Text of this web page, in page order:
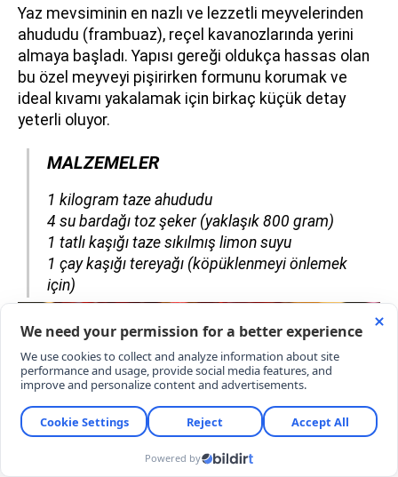
Yaz mevsiminin en nazlı ve lezzetli meyvelerinden
ahududu (frambuaz), reçel kavanozlarında yerini
almaya başladı. Yapısı gereği oldukça hassas olan
bu özel meyveyi pişirirken formunu korumak ve
ideal kıvamı yakalamak için birkaç küçük detay
yeterli oluyor.
MALZEMELER
​​​​​​​1 kilogram taze ahududu
4 su bardağı toz şeker (yaklaşık 800 gram)
1 tatlı kaşığı taze sıkılmış limon suyu
1 çay kaşığı tereyağı (köpüklenmeyi önlemek
için)